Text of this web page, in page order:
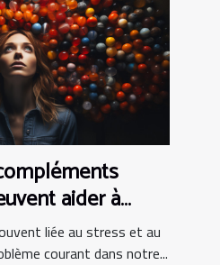
aider à
mentale
liée au stress et au
courant dans notre...